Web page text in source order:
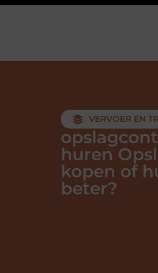
VERVOER EN
huren
kopen of
beter?